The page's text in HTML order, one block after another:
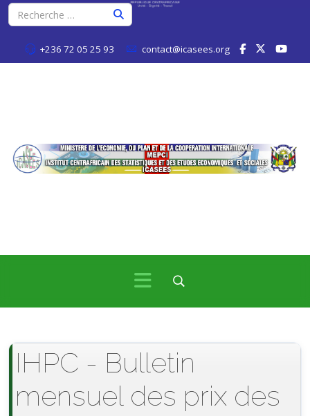
+236 72 05 25 93 contact@icasees.org
IHPC - Bulletin
mensuel des prix des